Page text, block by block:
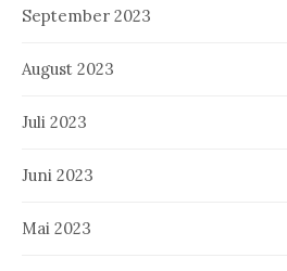
September 2023
August 2023
Juli 2023
Juni 2023
Mai 2023